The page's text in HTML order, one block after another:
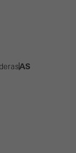
ASE 67 PD